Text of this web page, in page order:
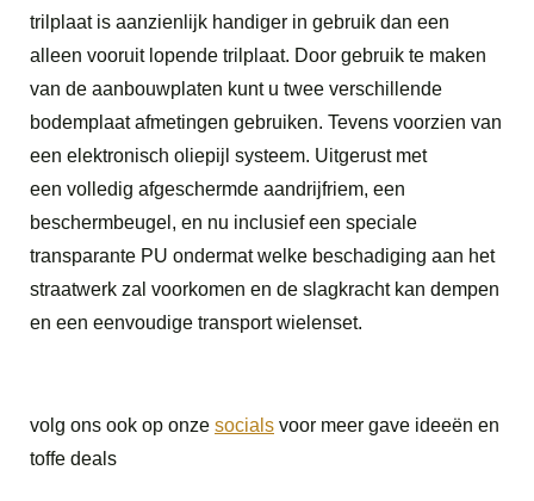
trilplaat is aanzienlijk handiger in gebruik dan een
alleen vooruit lopende trilplaat. Door gebruik te maken
van de aanbouwplaten kunt u twee verschillende
bodemplaat afmetingen gebruiken. Tevens voorzien van
een elektronisch oliepijl systeem. Uitgerust met
een volledig afgeschermde aandrijfriem, een
beschermbeugel, en nu inclusief een speciale
transparante PU ondermat welke beschadiging aan het
straatwerk zal voorkomen en de slagkracht kan dempen
en een eenvoudige transport wielenset.
volg ons ook op onze socials voor meer gave ideeën en
toffe deals